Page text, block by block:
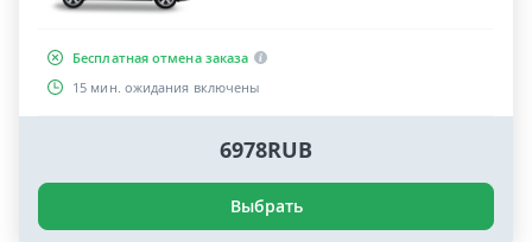
Бесплатная отмена заказа
15 мин. ожидания включены
6978RUB
Выбрать